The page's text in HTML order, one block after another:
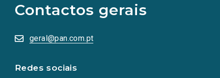
Contactos gerais
geral@pan.com.pt
Redes sociais
redes
sociais
numa
nova